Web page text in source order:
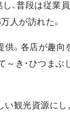
し、普段は従
人が訪れた。
供。各店が趣
き・ひつまぶ
観光資源に